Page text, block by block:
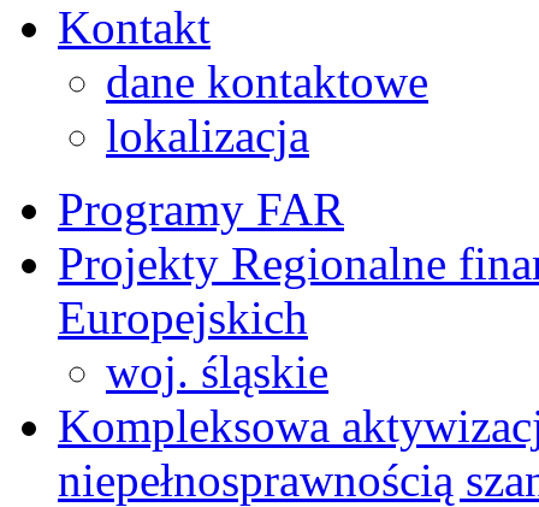
Kontakt
dane kontaktowe
lokalizacja
Programy FAR
Projekty Regionalne
Europejskich
woj. śląskie
Kompleksowa
niepełnosprawnością